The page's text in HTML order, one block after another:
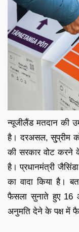
न्यूजीलैंड मतदान की
है। दरअसल, सु्प्रीम
की सरकार वोट करने
है। प्रधानमंत्री
का वादा किया है।
फैसला सुनाते हुए 16
अनुमति देने के पक्ष में